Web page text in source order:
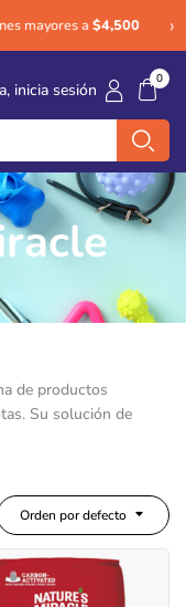
a$4,500 ›
inicia sesión
0
de productos
Su solución de
Orden por defecto